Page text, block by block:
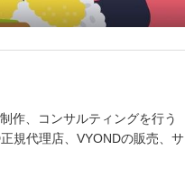
作、コンサルティングを行う
規代理店、VYONDの販売、サ